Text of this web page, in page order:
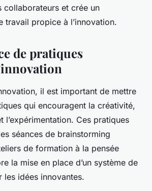
collaborateurs et crée un
travail propice à l’innovation.
de pratiques
il est important de mettre
qui encouragent la créativité,
l’expérimentation. Ces pratiques
séances de brainstorming
de formation à la pensée
la mise en place d’un système de
les idées innovantes.